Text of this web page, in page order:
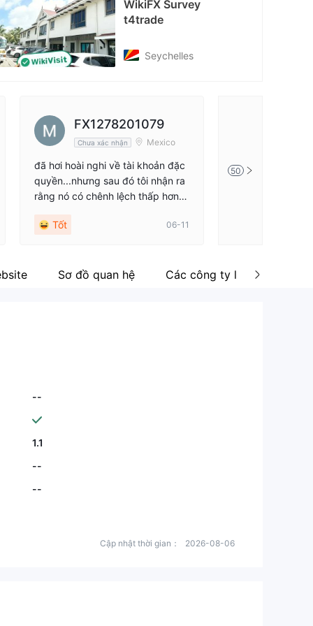
www.facebook.com/t4trade.official
WikiFX Survey
t4trade
Seychelles
FX1278201079
Chưa xác nhận Mexico
đã hơi hoài nghi về tài khoản đặc
quyền...nhưng sau đó tôi nhận ra
rằng nó có chênh lệch thấp hơn n
gian thực, và những nghi ngờ của
Tốt 06-11
Tôi không biết
50
Sơ đồ quan hệ Các công ty liên quan
--
1.1
--
--
Cập nhật thời gian： 2026-08-06